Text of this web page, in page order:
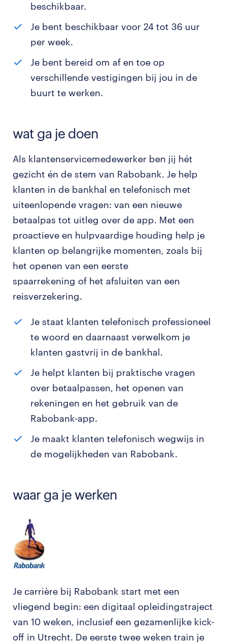
beschikbaar.
Je bent beschikbaar voor 24 tot 36 uur
per week.
Je bent bereid om af en toe op
verschillende vestigingen bij jou in de
buurt te werken.
wat ga je doen
Als klantenservicemedewerker ben jij hét
gezicht én de stem van Rabobank. Je help
klanten in de bankhal en telefonisch met
uiteenlopende vragen: van een nieuwe
betaalpas tot uitleg over de app. Met een
proactieve en hulpvaardige houding help je
klanten op belangrijke momenten, zoals bij
het openen van een eerste
spaarrekening of het afsluiten van een
reisverzekering.
Je staat klanten telefonisch professioneel
te woord en daarnaast verwelkom je
klanten gastvrij in de bankhal.
Je helpt klanten bij praktische vragen
over betaalpassen, het openen van
rekeningen en het gebruik van de
Rabobank-app.
Je maakt klanten telefonisch wegwijs in
de mogelijkheden van Rabobank.
waar ga je werken
Je carrière bij Rabobank start met een
vliegend begin: een digitaal opleidingstraject
van 10 weken, inclusief een gezamenlijke kick-
off in Utrecht. De eerste twee weken train je